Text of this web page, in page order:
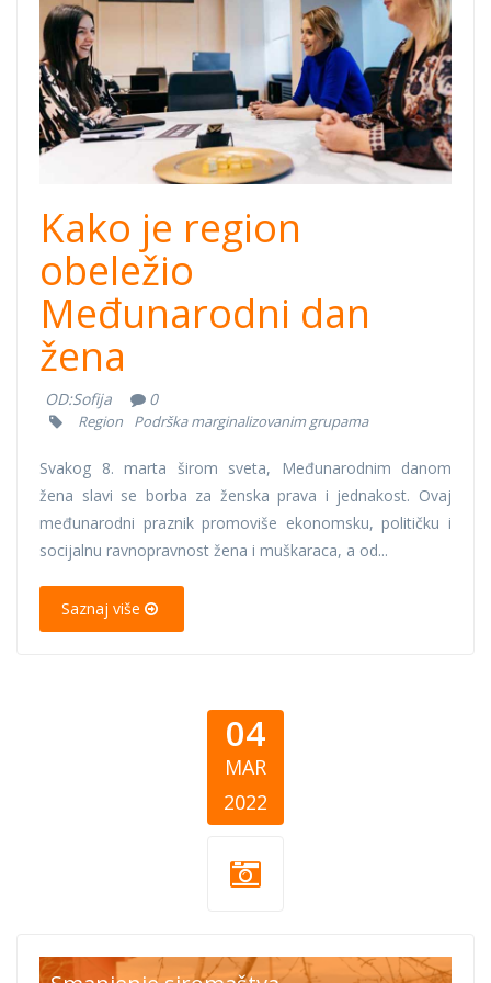
Kako je region
obeležio
Međunarodni dan
žena
OD:Sofija 0
Region Podrška marginalizovanim grupama
Svakog 8. marta širom sveta, Međunarodnim danom
žena slavi se borba za ženska prava i jednakost. Ovaj
međunarodni praznik promoviše ekonomsku, političku i
socijalnu ravnopravnost žena i muškaraca, a od...
Saznaj više
04
MAR
2022